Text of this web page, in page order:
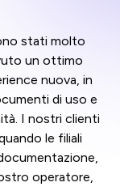
stati molto
un ottimo
nuova, in
di uso e
I nostri clienti
le filiali
operatore,